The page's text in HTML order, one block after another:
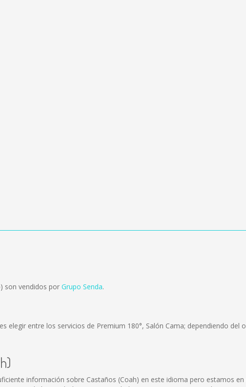
son vendidos por Grupo Senda.
elegir entre los servicios de Premium 180°, Salón Cama; dependiendo del
información sobre Castaños (Coah) en este idioma pero estamos en